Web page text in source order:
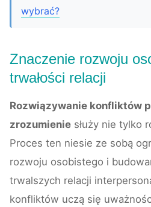
wybrać?
Znaczenie rozwoju
trwałości relacji
Rozwiązywanie konfliktów
zrozumienie służy nie tylko
Proces ten niesie ze sobą
rozwoju osobistego i
trwalszych relacji
konfliktów uczą się